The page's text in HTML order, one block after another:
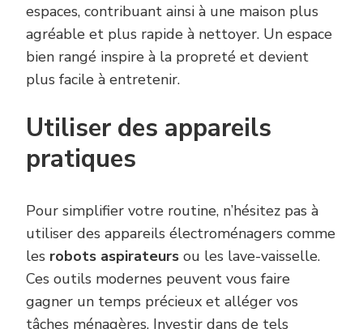
espaces, contribuant ainsi à une maison plus
agréable et plus rapide à nettoyer. Un espace
bien rangé inspire à la propreté et devient
plus facile à entretenir.
Utiliser des appareils
pratiques
Pour simplifier votre routine, n’hésitez pas à
utiliser des appareils électroménagers comme
les robots aspirateurs ou les lave-vaisselle.
Ces outils modernes peuvent vous faire
gagner un temps précieux et alléger vos
tâches ménagères. Investir dans de tels